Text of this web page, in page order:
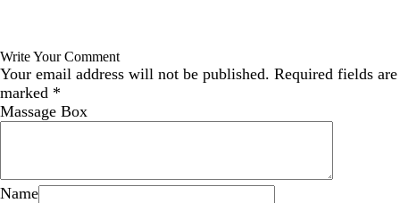
Write Your Comment
Your email address will not be published. Required fields are
marked *
Massage Box
Name